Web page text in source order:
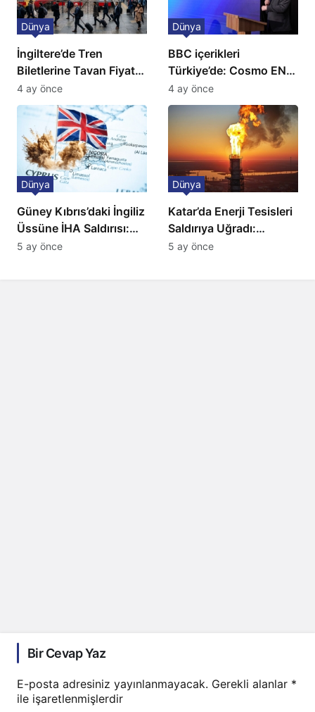
İngiltere’de Tren
Biletlerine Tavan Fiyat:
Ulaşımda Yeni
Düzenleme
Dünya
4 ay önce
BBC içerikleri
Türkiye’de: Cosmo EN
ve BBC Player yayında
Dünya
4 ay önce
Güney Kıbrıs’daki İngiliz
Üssüne İHA Saldırısı:
Patlama, Sirenler ve
Dünya
5 ay önce
Katar’da Enerji Tesisleri
Saldırıya Uğradı:
Avrupa’da Doğalgaz
Dünya
5 ay önce
Bir Cevap Yaz
E-posta adresiniz yayınlanmayacak. Gerekli alanlar *
ile işaretlenmişlerdir